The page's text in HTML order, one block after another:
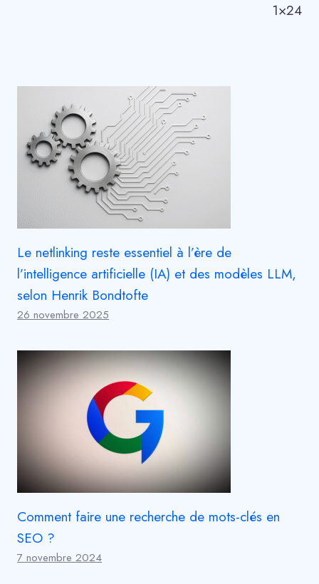
1×24
Le netlinking reste essentiel à l’ère de
l’intelligence artificielle (IA) et des modèles LLM,
selon Henrik Bondtofte
26 novembre 2025
Comment faire une recherche de mots-clés en
SEO ?
7 novembre 2024